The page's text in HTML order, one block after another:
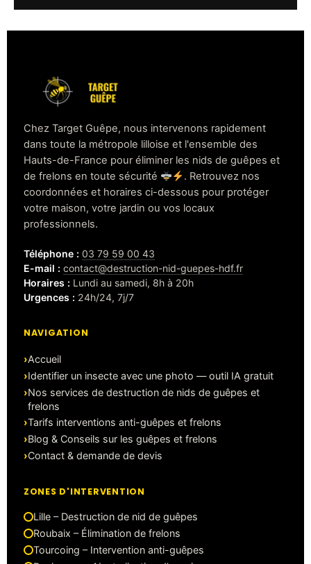
Chez Target Guêpe, nous intervenons rapidement
dans toute la métropole lilloise et l'ensemble des
Hauts-de-France pour éliminer les nids de guêpes et
de frelons en toute sécurité
. Retrouvez nos
coordonnées et horaires ci-dessous pour protéger
votre maison, votre jardin ou vos locaux
professionnels.
Téléphone : 03 79 59 00 43
E-mail : contact@destruction-nid-guepes-hdf.fr
Horaires : Lundi au samedi, 8h à 20h
Urgences : 24h/24, 7j/7
NAVIGATION
Accueil
Identifier un insecte avec une photo — outil IA gratuit
Nos services de destruction de nids de guêpes et
frelons
Tarifs interventions anti-guêpes et frelons
Blog & Conseils sur les guêpes et frelons
Contact & demande de devis
ZONES D'INTERVENTION
Lille – Destruction de nid de guêpes
Roubaix – Élimination de frelons
Tourcoing – Intervention anti-guêpes